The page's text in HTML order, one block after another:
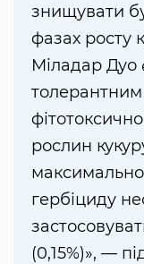
знищувати
фазах росту
Міладар Дуо
толерантним
рослин
гербіциду
(0,15%)», —